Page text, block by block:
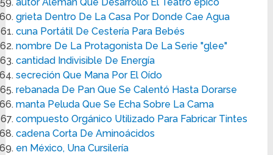
grieta Dentro De La Casa Por Donde Cae Agua
cuna Portátil De Cestería Para Bebés
nombre De La Protagonista De La Serie "glee"
cantidad Indivisible De Energía
secreción Que Mana Por El Oído
rebanada De Pan Que Se Calentó Hasta Dorarse
manta Peluda Que Se Echa Sobre La Cama
compuesto Orgánico Utilizado Para Fabricar Tintes
cadena Corta De Aminoácidos
en México, Una Cursilería